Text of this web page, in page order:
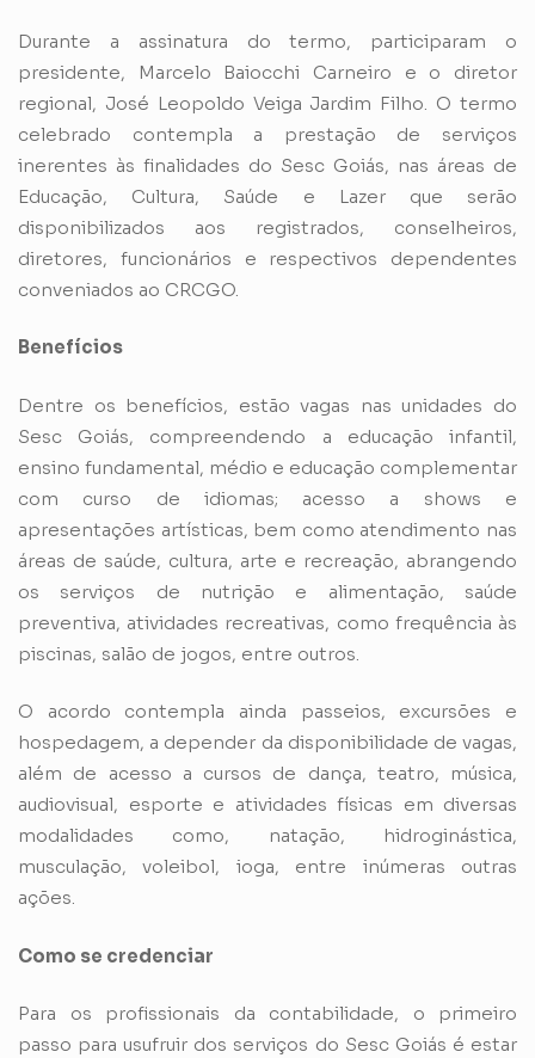
Durante a assinatura do termo, participaram o
presidente, Marcelo Baiocchi Carneiro e o diretor
regional, José Leopoldo Veiga Jardim Filho. O termo
celebrado contempla a prestação de serviços
inerentes às finalidades do Sesc Goiás, nas áreas de
Educação, Cultura, Saúde e Lazer que serão
disponibilizados aos registrados, conselheiros,
diretores, funcionários e respectivos dependentes
conveniados ao CRCGO.
Benefícios
Dentre os benefícios, estão vagas nas unidades do
Sesc Goiás, compreendendo a educação infantil,
ensino fundamental, médio e educação complementar
com curso de idiomas; acesso a shows e
apresentações artísticas, bem como atendimento nas
áreas de saúde, cultura, arte e recreação, abrangendo
os serviços de nutrição e alimentação, saúde
preventiva, atividades recreativas, como frequência às
piscinas, salão de jogos, entre outros.
O acordo contempla ainda passeios, excursões e
hospedagem, a depender da disponibilidade de vagas,
além de acesso a cursos de dança, teatro, música,
audiovisual, esporte e atividades físicas em diversas
modalidades como, natação, hidroginástica,
musculação, voleibol, ioga, entre inúmeras outras
ações.
Como se credenciar
Para os profissionais da contabilidade, o primeiro
passo para usufruir dos serviços do Sesc Goiás é estar